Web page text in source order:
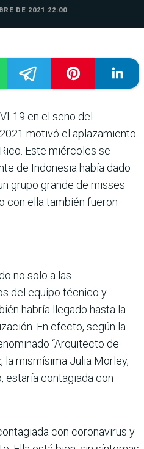
DE 2021 22:00
19 en el seno del
motivó el aplazamiento
Este miércoles se
de Indonesia había dado
grupo grande de misses
con ella también fueron
no solo a las
del equipo técnico y
habría llegado hasta la
En efecto, según la
“Arquitecto de
la mismísima Julia Morley,
estaría contagiada con
con coronavirus y